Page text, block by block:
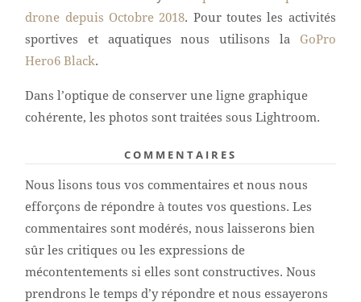
drone depuis Octobre 2018. Pour toutes les activités
sportives et aquatiques nous utilisons la GoPro
Hero6 Black.
Dans l’optique de conserver une ligne graphique
cohérente, les photos sont traitées sous Lightroom.
COMMENTAIRES
Nous lisons tous vos commentaires et nous nous
efforçons de répondre à toutes vos questions. Les
commentaires sont modérés, nous laisserons bien
sûr les critiques ou les expressions de
mécontentements si elles sont constructives. Nous
prendrons le temps d’y répondre et nous essayerons